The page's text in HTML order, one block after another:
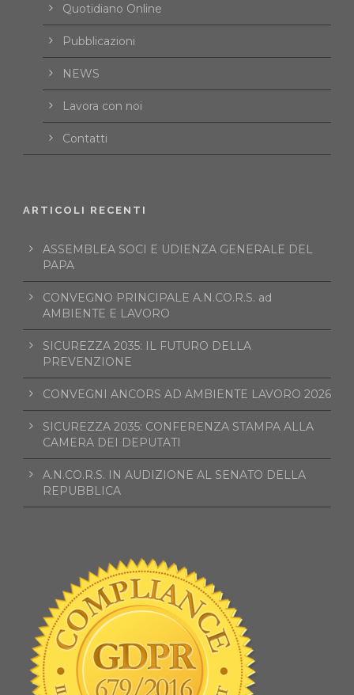
Quotidiano Online
Pubblicazioni
NEWS
Lavora con noi
Contatti
ARTICOLI RECENTI
ASSEMBLEA SOCI E UDIENZA GENERALE DEL
PAPA
CONVEGNO PRINCIPALE A.N.CO.R.S. ad
AMBIENTE E LAVORO
SICUREZZA 2035: IL FUTURO DELLA
PREVENZIONE
CONVEGNI ANCORS AD AMBIENTE LAVORO 2026
SICUREZZA 2035: CONFERENZA STAMPA ALLA
CAMERA DEI DEPUTATI
A.N.CO.R.S. IN AUDIZIONE AL SENATO DELLA
REPUBBLICA